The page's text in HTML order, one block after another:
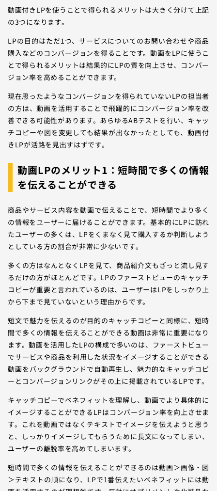
動画付きLPを使うことで得られるメリットは大きく分けて上記
の3つになります。
LPの目的はただ1つ、サービスについてのお問い合わせや商品
購入などのコンバージョンを得ることです。動画をLPに使うこ
とで得られるメリットは結果的にLPの質を向上させ、コンバー
ジョン率を高めることができます。
現在思ったようなコンバージョンを得られていないLPの担当者
の方は、動画を活用することで飛躍的にコンバージョン率を改
善できる可能性があります。あらゆるABテストを行い、キャッ
チコピーや図を変更しても結果が出なかったとしても、動画付
きLPが活路を見出すはずです。
動画LPのメリット1：短時間で多くの情報
を伝えることができる
商品やサービス内容を動画で伝えることで、短時間でより多く
の情報をユーザーに届けることができます。基本的にLPに訪れ
たユーザーの多くは、LPをくまなく見て購入するか判断しよう
としている方の割合が非常に少ないです。
多くの方はなんとなくLPを見て、商品紹介文もざっと流し見す
るだけの方がほとんどです。LPのファーストビューのキャッチ
コピーが重要と言われているのは、ユーザーはLPをしっかり上
から下まで見ていないという理由からです。
短文で魅力を伝えるのが目的のキャッチコピーと同様に、短時
間で多くの情報を伝えることができる動画は非常に重要になり
ます。動画を活用したLPの構成で多いのは、ファーストビュー
でサービスや商品を利用した状況をイメージすることができる
動画をバックグラウンドで自動再生し、魅力的なキャッチコピ
ーとコンバージョンリンクがその上に掲載されているLPです。
キャッチコピーでベネフィットを理解し、動画でより具体的に
イメージすることができるLPはコンバージョン率を向上させま
す。これを動画ではなくテキストでイメージを伝えようと思う
と、しっかりイメージしてもらうために長文になってしまい、
ユーザーの離脱率を高めてしまいます。
短時間で多くの情報を伝えることができるのは動画＞画像・図
＞テキストの順になり、LPで1番伝えたいベネフィットには動